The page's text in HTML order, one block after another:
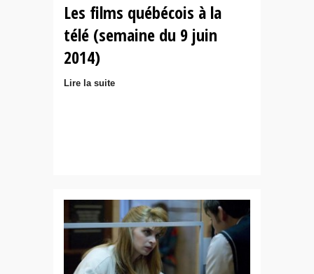
Les films québécois à la
télé (semaine du 9 juin
2014)
Lire la suite